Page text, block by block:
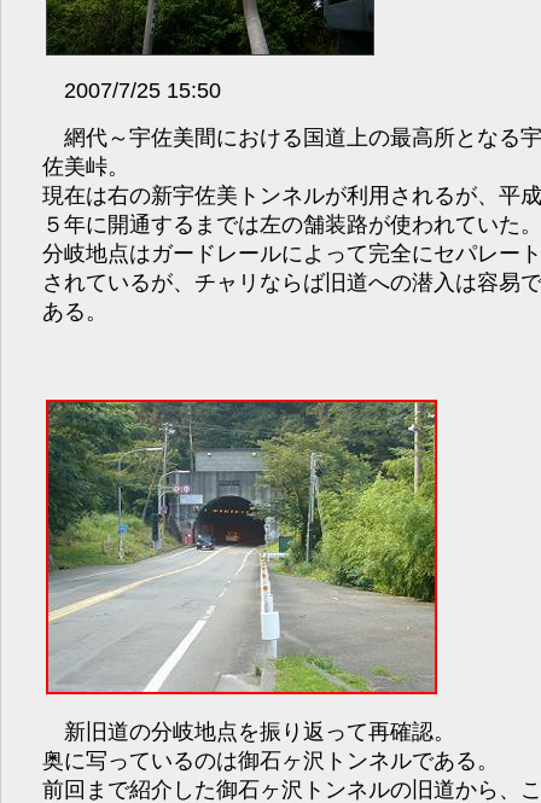
2007/7/25 15:50
網代～宇佐美間における国道上の最高所となる
佐美峠。
現在は右の新宇佐美トンネルが利用されるが、平
５年に開通するまでは左の舗装路が使われていた
分岐地点はガードレールによって完全にセパレー
されているが、チャリならば旧道への潜入は容易
ある。
新旧道の分岐地点を振り返って再確認。
奥に写っているのは御石ヶ沢トンネルである。
前回まで紹介した御石ヶ沢トンネルの旧道から、